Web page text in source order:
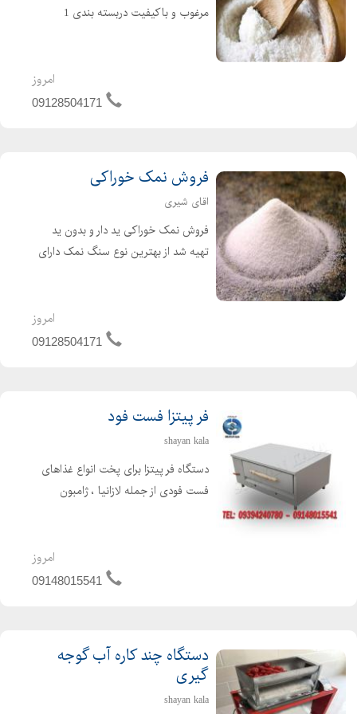
مرغوب و باکیفیت دربسته بندی 1
امروز
09128504171
فروش نمک خوراکی
اقای شیری
فروش نمک خوراکی ید دار و بدون ید
تهیه شد از بهترین نوع سنگ نمک دارای
امروز
09128504171
فر پیتزا فست فود
shayan kala
دستگاه فر پیتزا برای پخت انواع غذاهای
فست فودی از جمله لازانیا ، ژامبون
انواع مختلف صندوقی ، ریلی ، آجری ،امروز
09148015541
دستگاه چند کاره آب گوجه
گیری
shayan kala